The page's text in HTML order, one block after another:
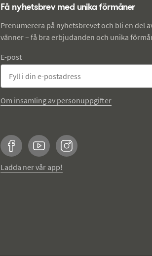
Få nyhetsbrev med unika förmåner
Prenumerera på nyhetsbrevet och bli en del
vänner – få bra erbjudanden och unika
E-post
Om insamling av personuppgifter
FacebookYouTubeInstagram
Ladda ner vår app!